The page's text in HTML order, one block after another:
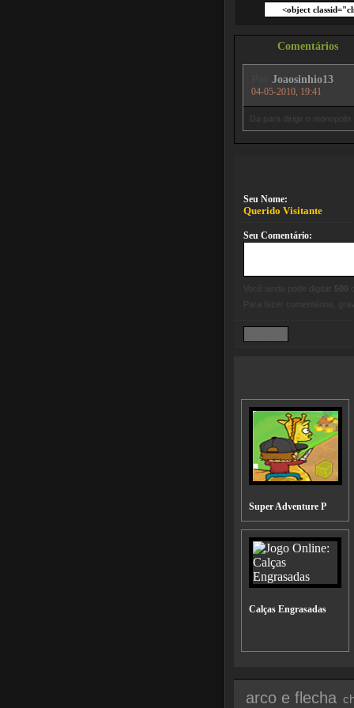
Comentários
Joaosinhio13
04-05-2010, 19:41
Da para dirigir o
Seu Nome:
Querido Visitante
Seu Comentário:
500
Para fazer comentários,
Super Adventure P
Calças Engrasadas
arco e flecha